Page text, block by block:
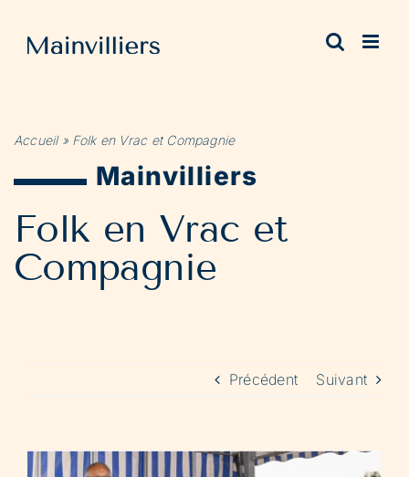
contenu
Accueil» Folk en Vrac et Compagnie
Mainvilliers
Folk en Vrac et
Compagnie
Précédent Suivant